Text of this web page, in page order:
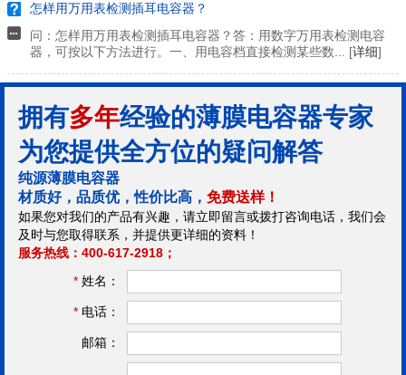
怎样用万用表检测插耳电容器？
问：怎样用万用表检测插耳电容器？答：用数字万用表检测电容
器，可按以下方法进行。一、用电容档直接检测某些数... [详细]
拥有多年经验的薄膜电容器专家
为您提供全方位的疑问解答
纯源薄膜电容器
材质好，品质优，性价比高， 免费送样！
如果您对我们的产品有兴趣，请立即留言或拨打咨询电话，我们会
及时与您取得联系，并提供更详细的资料！
服务热线：400-617-2918；
* 姓名：
* 电话：
邮箱：